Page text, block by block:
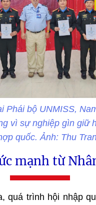
Phái bộ UNMISS,
vì sự nghiệp gìn giữ
quốc. Ảnh: Thu
mạnh từ
quá trình hội nhập